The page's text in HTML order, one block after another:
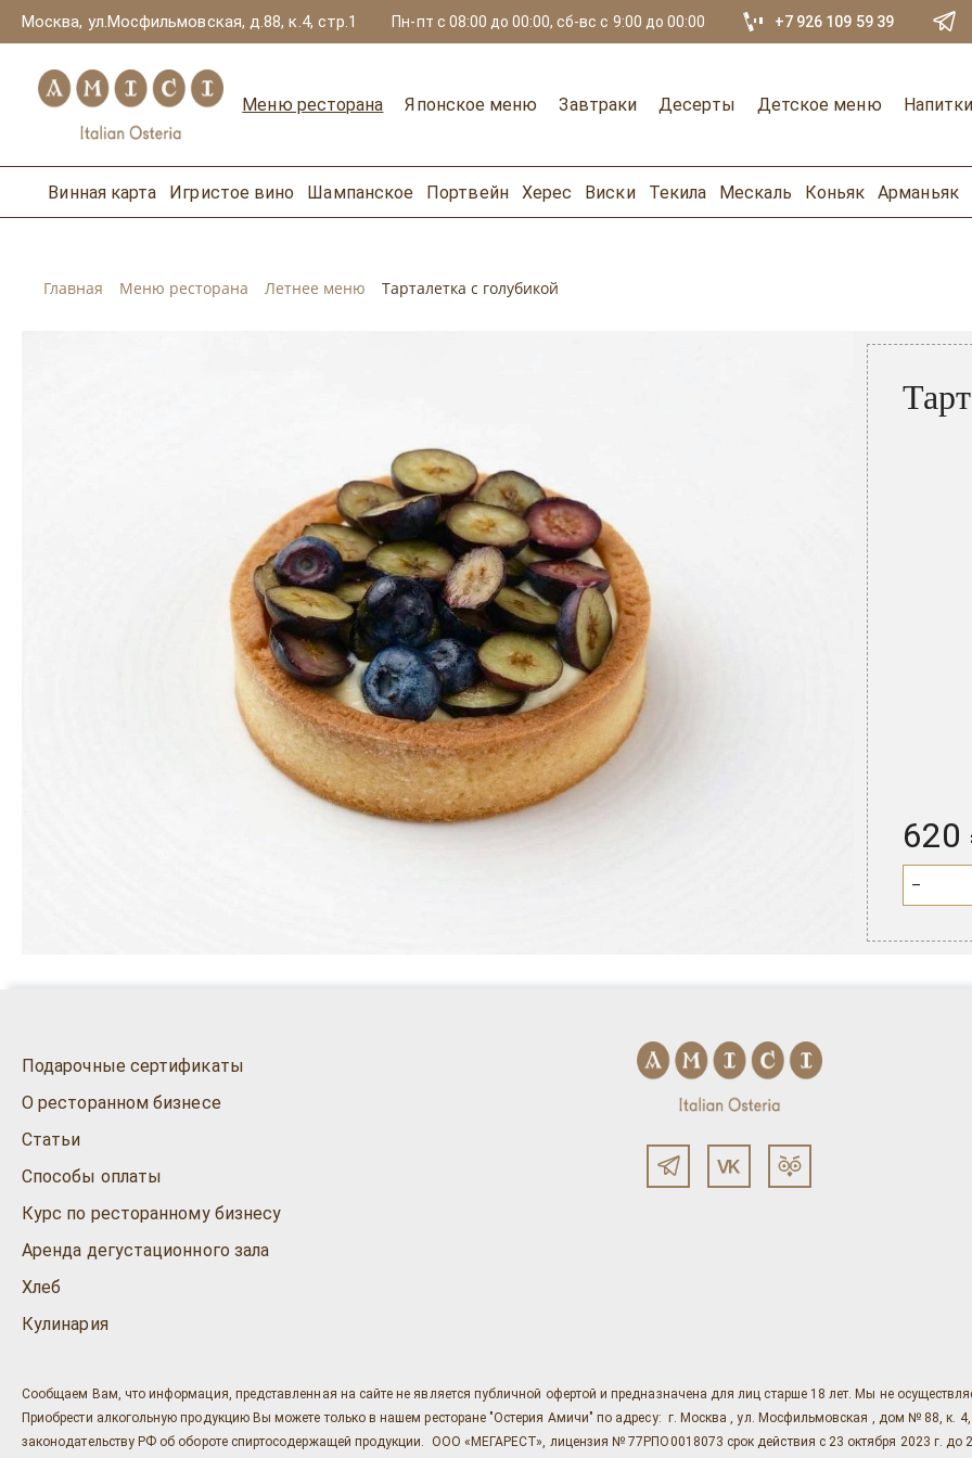
Москва, ул.Мосфильмовская, д.88, к.4, стр.1 Пн-пт с 08:00 до 00:00, сб-вс с 9:00 до 00:00 +7 926 109 59 39
Меню ресторана Японское меню Завтраки Десерты Детское меню Напитки
Винная карта Игристое вино Шампанское Портвейн Херес Виски Текила Мескаль Коньяк Арманьяк
Главная Меню ресторана Летнее меню Тарталетка с голубикой
620
−
Подарочные сертификаты
О ресторанном бизнесе
Статьи
Способы оплаты
Курс по ресторанному бизнесу
Аренда дегустационного зала
Хлеб
Кулинария
Сообщаем Вам, что информация, представленная на сайте не является публичной офертой и предназначена для лиц старше 18 лет. Мы не
Приобрести алкогольную продукцию Вы можете только в нашем ресторане "Остерия Амичи" по адресу: г. Москва , ул. Мосфильмовская , дом № 88, к.
законодательству РФ об обороте спиртосодержащей продукции. ООО «МЕГАРЕСТ», лицензия № 77РПО0018073 срок действия с 23 октября 2023 г. до